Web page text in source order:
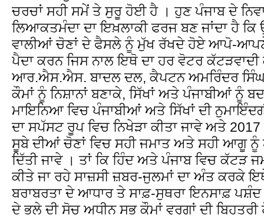
ਚਰਚਾਂ ਸਹੀ ਸਮੇਂ ਤੇ ਸੁਰੂ ਹੋਈ ਹੈ । ਹੁਣ ਪੰਜਾਬ ਦੇ
ਲਿਆਕਤਮੰਦਾ ਦਾ ਇਖ਼ਲਾਕੀ ਫਰਜ ਬਣ ਜਾਂਦਾ ਹੈ
ਵਾਲੀਆਂ ਚੋਣਾਂ ਦੇ ਫੈਸਲੇ ਨੂੰ ਮੁੱਖ ਰੱਖਦੇ ਹੋਏ ਆਪੋ-ਆਪਣੇ
ਪੈਦਾ ਕਰਨ ਜਿਸ ਨਾਲ ਇਥੋ ਦਾ ਹਰ ਵੋਟਰ ਕੱਟੜਵਾਦੀ
ਆਰ.ਐਸ.ਐਸ. ਬਾਦਲ ਦਲ, ਕੈਪਟਨ ਅਮਰਿੰਦਰ ਸਿੰਘ
ਕੌਮਾਂ ਨੂੰ ਨਿਸ਼ਾਨਾਂ ਬਣਾਕੇ, ਸਿੱਖਾਂ ਅਤੇ ਪੰਜਾਬੀਆਂ ਨੂੰ
ਮਾਇਨਿਆ ਵਿਚ ਪੰਜਾਬੀਆਂ ਅਤੇ ਸਿੱਖਾਂ ਦੀ
ਦਾ ਸਪੱਸਟ ਰੂਪ ਵਿਚ ਨਿਖੇੜਾ ਕੀਤਾ ਜਾਵੇ ਅਤੇ
ਸੂਬੇ ਦੀਆਂ ਚੋਣਾਂ ਵਿਚ ਸਹੀ ਜਮਾਤ ਅਤੇ ਸਹੀ ਆਗੂ ਨੂੰ
ਦਿੱਤੀ ਜਾਵੇ । ਤਾਂ ਕਿ ਹਿੰਦ ਅਤੇ ਪੰਜਾਬ ਵਿਚ ਕੱਟੜ
ਕੀਤੇ ਜਾ ਰਹੇ ਸਾਜ਼ਸੀ ਜ਼ਬਰ-ਜੁਲਮਾਂ ਦਾ ਅੰਤ ਕਰਕੇ
ਬਰਾਬਰਤਾ ਦੇ ਆਧਾਰ ਤੇ ਸਾਫ਼-ਸੁਥਰਾ ਇਨਸਾਫ਼
ਦੇ ਭਲੇ ਦੀ ਸੋਚ ਅਧੀਨ ਸਭ ਕੌਮਾਂ ਵਰਗਾਂ ਦੀ